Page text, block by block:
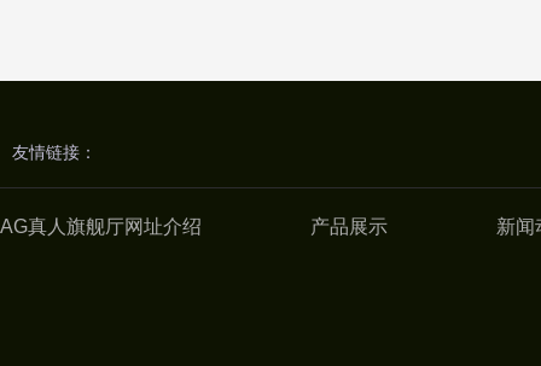
友情链接：
AG真人旗舰厅网址介绍 产品展示 新闻